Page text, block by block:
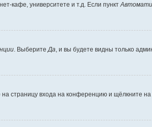
кафе, университете и т.д. Если пункт
. Выберите Да , и вы будете видны только
страницу входа на конференцию и щёлкните на